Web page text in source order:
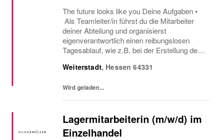
The future looks like you Deine Aufgaben •
Als Teamleiter/in führst du die Mitarbeiter
deiner Abteilung und organisierst
eigenverantwortlich einen reibungslosen
Tagesablauf, wie z.B. bei der Erstellung der
Warenmanagement. • Wenn es ums
Weiterstadt, Hessen 64331
Wird geladen...
Lagermitarbeiterin (m/w/d) im
Einzelhandel